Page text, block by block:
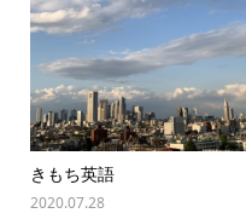
きもち英語
2020.07.28